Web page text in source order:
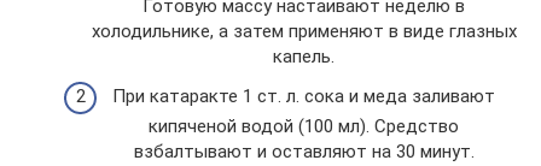
Готовую массу настаивают неделю в
холодильнике, а затем применяют в виде глазных
капель.
При катаракте 1 ст. л. сока и меда заливают
кипяченой водой (100 мл). Средство
взбалтывают и оставляют на 30 минут.